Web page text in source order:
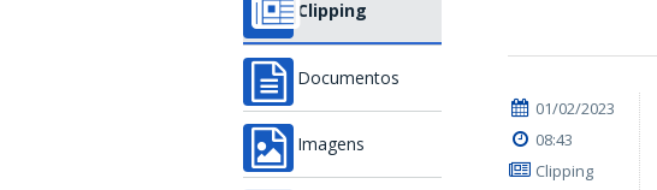
Clipping
Documentos
Imagens
01/02/2023
08:43
Clipping